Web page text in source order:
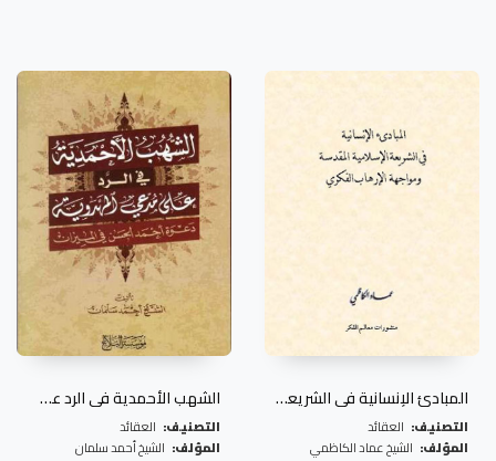
المبادئ الإنسانية في الشريعة الإسلامية المقدسة ومواجهات الإرهاب الفكري
التصنيف: العقائد
المؤلف: الشيخ عماد الكاظمي
الشهب الأحمدية في الرد على مدعي المهدوية
التصنيف: العقائد
المؤلف: الشيخ أحمد سلمان